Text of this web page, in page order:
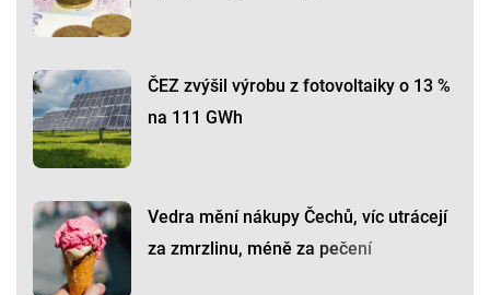
ČEZ zvýšil výrobu z fotovoltaiky o 13 %
na 111 GWh
Vedra mění nákupy Čechů, víc utrácejí
za zmrzlinu, méně za pečení